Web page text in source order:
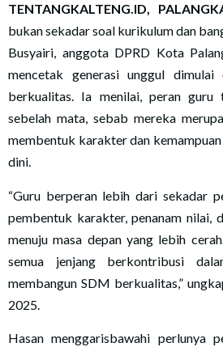
TENTANGKALTENG.ID,
bukan sekadar soal kurikulum dan
Busyairi, anggota DPRD Kota
mencetak generasi unggul
berkualitas. Ia menilai, peran guru
sebelah mata, sebab mereka
membentuk karakter dan
dini.
“Guru berperan lebih dari sekadar
pembentuk karakter, penanam nilai,
menuju masa depan yang lebih
semua jenjang berkontribusi
membangun SDM berkualitas,”
2025.
Hasan menggarisbawahi perlunya